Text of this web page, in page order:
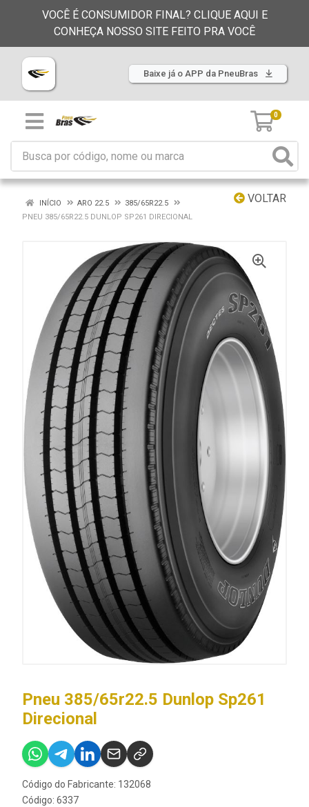
VOCÊ É CONSUMIDOR FINAL? CLIQUE AQUI E
CONHEÇA NOSSO SITE FEITO PRA VOCÊ
Baixe já o APP da PneuBras
0
VOLTAR
INÍCIO ARO 22.5
385/65R22.5
PNEU 385/65R22.5 DUNLOP SP261 DIRECIONAL
Pneu 385/65r22.5 Dunlop Sp261
Direcional
Código do Fabricante: 132068
Código: 6337